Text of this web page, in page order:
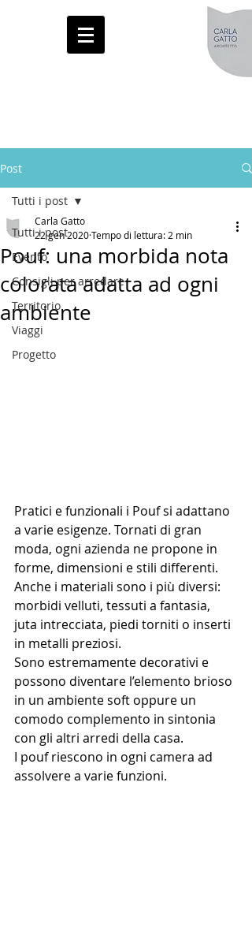
Post
Tutti i post
Evento
Consigli per arredare
Territorio
Viaggi
Progetto
Tutti i post
Pouf: una morbida nota
colorata adatta ad ogni
ambiente
Carla Gatto
22 gen 2020Tempo di lettura: 2 min
Pratici e funzionali i Pouf si adattano
a varie esigenze. Tornati di gran
moda, ogni azienda ne propone in
forme, dimensioni e stili differenti.
Anche i materiali sono i più diversi:
morbidi velluti, tessuti a fantasia,
juta intrecciata, piedi torniti o inserti
in metalli preziosi.
Sono estremamente decorativi e
possono diventare l’elemento brioso
in un ambiente soft oppure un
comodo complemento in sintonia
con gli altri arredi della casa.
I pouf riescono in ogni camera ad
assolvere a varie funzioni.